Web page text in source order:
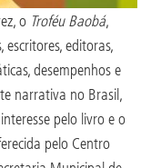
o Troféu Baobá,
editoras,
desempenhos e
narrativa no Brasil,
pelo livro e o
pelo Centro